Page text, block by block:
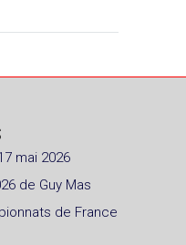
mai 2026
de Guy Mas
de France